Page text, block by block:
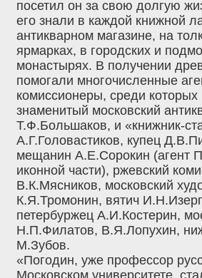
посетил он за свою долгую
его знали в каждой книжной
антикварном магазине, на
ярмарках, в городских и
монастырях. В получении
помогали многочисленные
комиссионеры, среди
знаменитый московский
Т.Ф.Большаков, и «книжник-
А.Г.Головастиков, купец
мещанин А.Е.Сорокин (агент
иконной части), ржевский
В.К.Мясников, московский
К.Я.Тромонин, вятич
петербуржец А.И.Костерин,
Н.П.Филатов, В.Я.Лопухин,
М.Зубов.
«Погодин, уже профессор